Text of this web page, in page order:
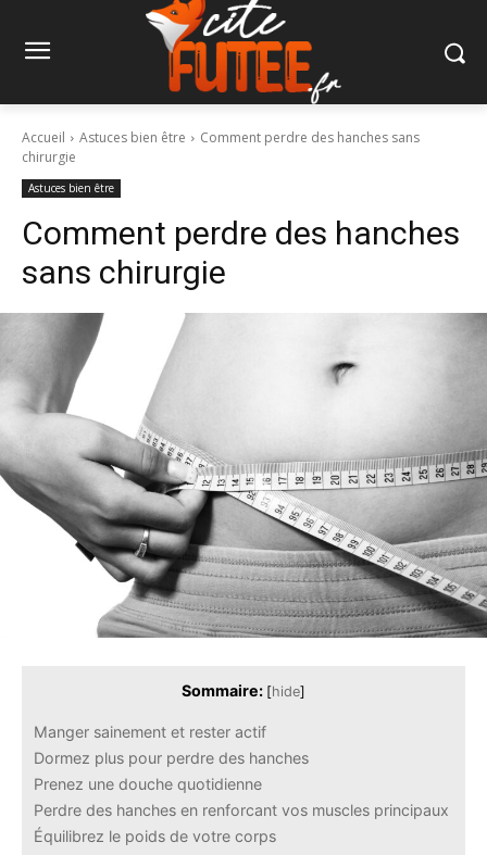
Accueil Astuces bien être
Comment perdre des hanches sans
chirurgie
Astuces bien être
Comment perdre des hanches
sans chirurgie
Sommaire: [hide]
Manger sainement et rester actif
Dormez plus pour perdre des hanches
Prenez une douche quotidienne
Perdre des hanches en renforcant vos muscles principaux
Équilibrez le poids de votre corps